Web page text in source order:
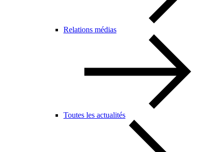
Relations médias
Toutes les actualités